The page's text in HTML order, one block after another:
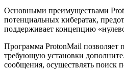
Основными преимуществами
потенциальных кибератак,
поддерживает концепцию
Программа ProtonMail позволяет
требующую установки
сообщения, осуществлять поиск